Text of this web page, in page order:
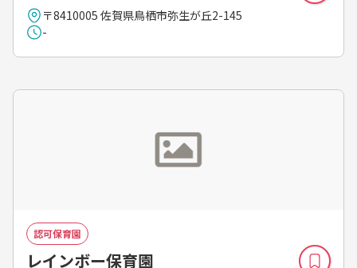
〒8410005 佐賀県鳥栖市弥生が丘2-145
-
認可保育園
レインボー保育園